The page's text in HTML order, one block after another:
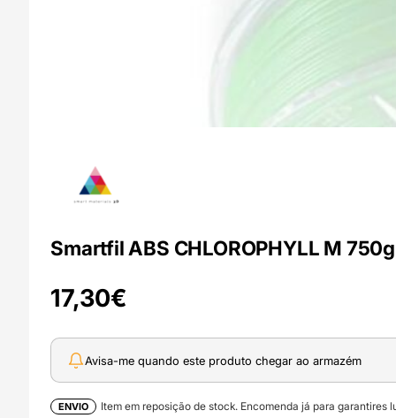
Smartfil ABS CHLOROPHYLL M
17,30€
Avisa-me quando este produto chegar ao armazém
ENVIO Item em reposição de stock. Encomenda já para garantires